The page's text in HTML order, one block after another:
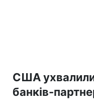
США ухвалили
банків-